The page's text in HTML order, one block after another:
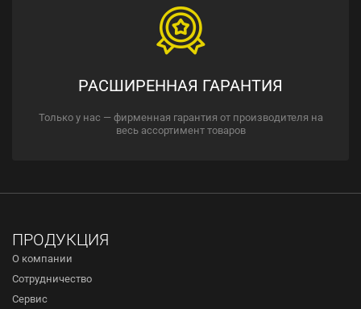
РАСШИРЕННАЯ ГАРАНТИЯ
Только у нас — фирменная гарантия от производителя на
весь ассортимент товаров
ПРОДУКЦИЯ
О компании
Сотрудничество
Сервис